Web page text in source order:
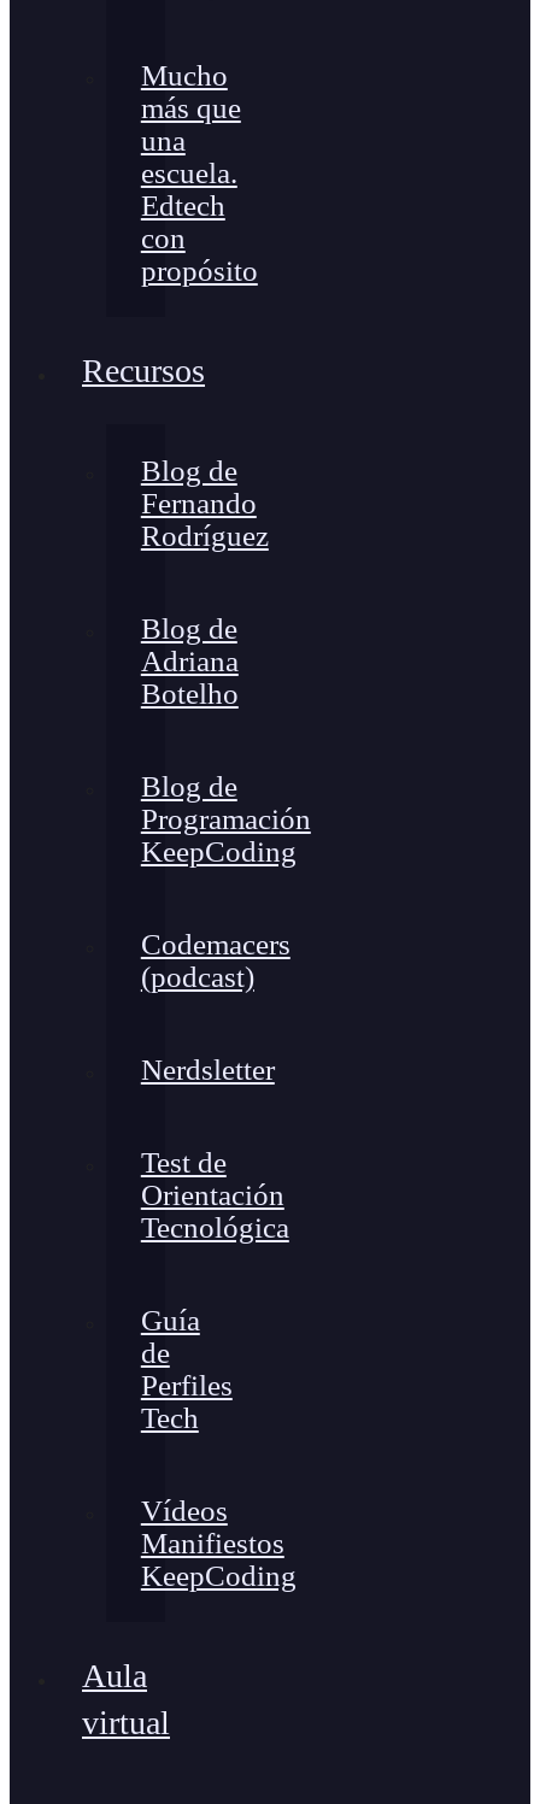
Mucho
más que
una
escuela.
Edtech
con
propósito
Recursos
Blog de
Fernando
Rodríguez
Blog de
Adriana
Botelho
Blog de
Programación
KeepCoding
Codemacers
(podcast)
Nerdsletter
Test de
Orientación
Tecnológica
Guía
de
Perfiles
Tech
Vídeos
Manifiestos
KeepCoding
Aula
virtual